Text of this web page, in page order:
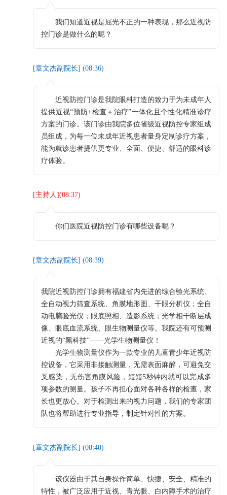
我们知道近视是屈光不正的一种表现，那么近视防
控门诊是做什么的呢？
[章文杰副院长] (08:36)
近视防控门诊是我院眼科打造的致力于为未成年人
提供近视“预防+检查＋治疗”一体化且个性化精准诊疗
方案的门诊。该门诊由我院多位省级近视防控专家组成
员组成，为每一位未成年近视患者量身定制诊疗方案，
能为就诊患者提供更专业、全面、便捷、舒适的眼科诊
疗体验。
[主持人 ](08:37)
你们医院近视防控门诊有哪些设备呢？
[章文杰副院长] (08:39)
我院近视防控门诊拥有福建省内先进的综合验光系统、
全自动视力筛查系统、角膜地形图、干眼分析仪；全自
动电脑验光仪；眼底照相、造影系统；光学相干断层成
像、眼底血流系统、眼生物测量仪等。我院还有可预测
近视的“黑科技”——光学生物测量仪！
光学生物测量仪作为一款专业的儿童青少年近视防
控设备，它采用非接触测量，无需表面麻醉，可避免交
叉感染，无伤害角膜风险，短短5秒钟内就可以完成多
项参数的测量。孩子不再担心面对各种各样的检查，家
长也更放心。对于检测出来的视力问题，我们的专家团
队也将帮助进行专业指导，制定针对性的方案。
[章文杰副院长] (08:40)
该仪器由于其自身操作简单、快捷、安全、精准的
特性，被广泛应用于近视、青光眼、白内障手术的治疗